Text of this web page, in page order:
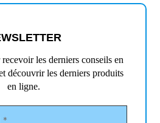
les derniers conseils en
découvrir les derniers produits
en ligne.